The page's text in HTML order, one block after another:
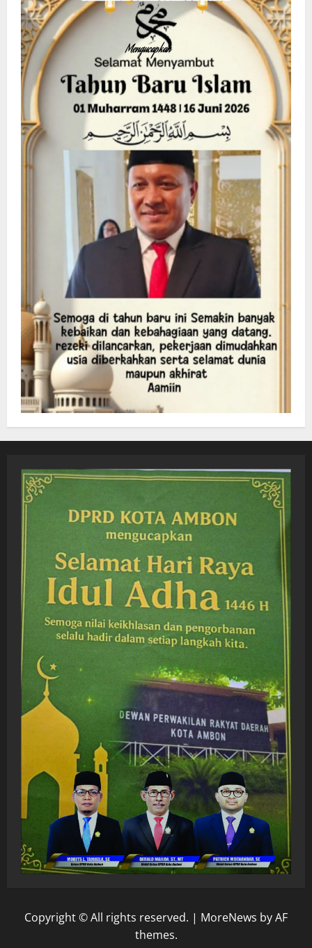
Copyright © All rights reserved. | MoreNews by AF
themes.